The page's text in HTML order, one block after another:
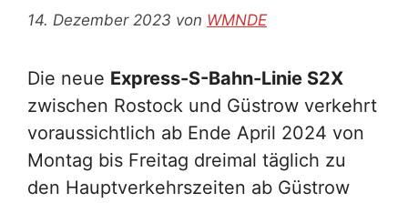
14. Dezember 2023 von WMNDE
Die neue Express-S-Bahn-Linie S2X
zwischen Rostock und Güstrow verkehrt
voraussichtlich ab Ende April 2024 von
Montag bis Freitag dreimal täglich zu
den Hauptverkehrszeiten ab Güstrow